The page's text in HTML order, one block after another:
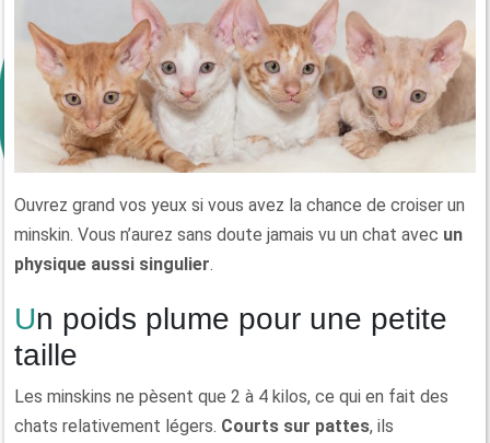
Ouvrez grand vos yeux si vous avez la chance de croiser un
minskin. Vous n’aurez sans doute jamais vu un chat avec un
physique aussi singulier.
Un poids plume pour une petite
taille
Les minskins ne pèsent que 2 à 4 kilos, ce qui en fait des
chats relativement légers. Courts sur pattes, ils